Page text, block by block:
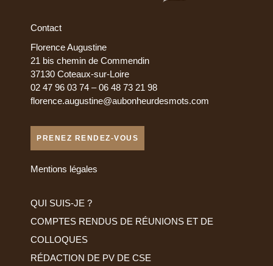
Contact
Florence Augustine
21 bis chemin de Commendin
37130 Coteaux-sur-Loire
02 47 96 03 74 – 06 48 73 21 98
florence.augustine@aubonheurdesmots.com
PRENEZ RENDEZ-VOUS
Mentions légales
QUI SUIS-JE ?
COMPTES RENDUS DE RÉUNIONS ET DE
COLLOQUES
RÉDACTION DE PV DE CSE